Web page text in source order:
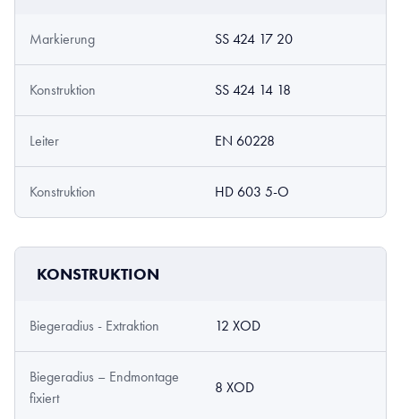
Markierung SS 424 17 20
Konstruktion SS 424 14 18
Leiter EN 60228
Konstruktion HD 603 5-O
KONSTRUKTION
Biegeradius - Extraktion 12 XOD
Biegeradius – Endmontage
fixiert
8 XOD